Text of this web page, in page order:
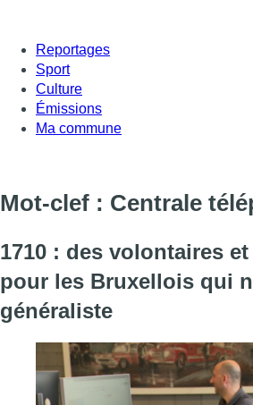
Reportages
Sport
Culture
Émissions
Ma commune
Mot-clef : Centrale
1710 : des volontaires
pour les Bruxellois qui
généraliste